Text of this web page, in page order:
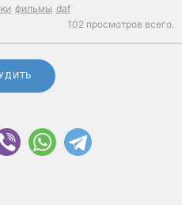
фильмы daf
102 просмотров всего.